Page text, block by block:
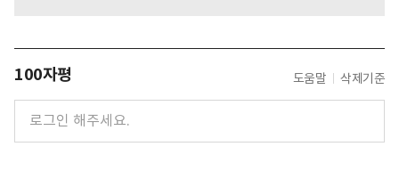
100자평 도움말 삭제기준